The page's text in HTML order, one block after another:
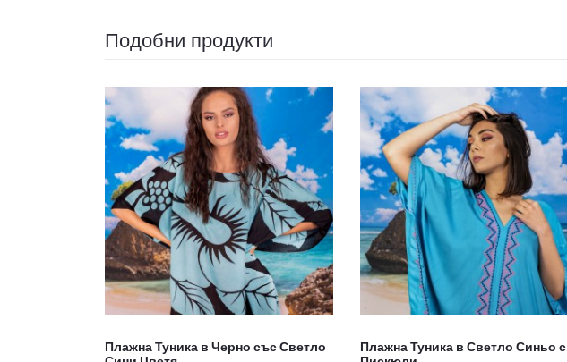
Подобни продукти
Плажна Туника в Черно със Светло
Плажна Туника в Светло Синьо с